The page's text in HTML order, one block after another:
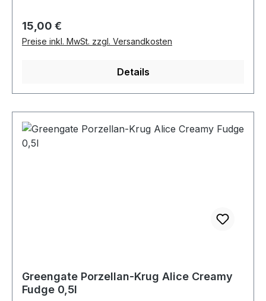
Regulärer Preis:
15,00 €
Preise inkl. MwSt. zzgl. Versandkosten
Details
Greengate Porzellan-Krug Alice Creamy
Fudge 0,5l